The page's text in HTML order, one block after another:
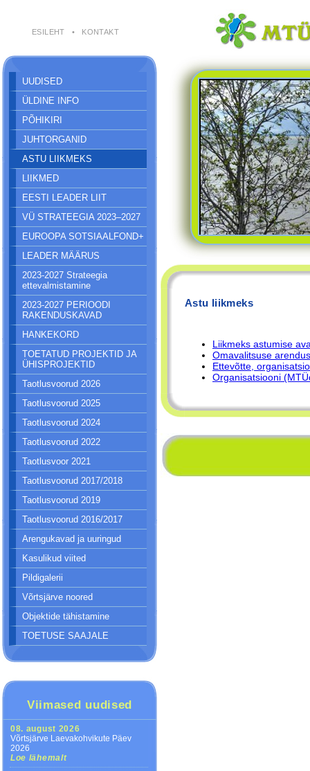
ESILEHT • KONTAKT
UUDISED
ÜLDINE INFO
PÕHIKIRI
JUHTORGANID
ASTU LIIKMEKS
LIIKMED
EESTI LEADER LIIT
VÜ STRATEEGIA 2023–2027
EUROOPA SOTSIAALFOND+
LEADER MÄÄRUS
2023-2027 Strateegia
ettevalmistamine
2023-2027 PERIOODI
RAKENDUSKAVAD
HANKEKORD
TOETATUD PROJEKTID JA
ÜHISPROJEKTID
Taotlusvoorud 2026
Taotlusvoorud 2025
Taotlusvoorud 2024
Taotlusvoorud 2022
Taotlusvoor 2021
Taotlusvoorud 2017/2018
Taotlusvoorud 2019
Taotlusvoorud 2016/2017
Arengukavad ja uuringud
Kasulikud viited
Pildigalerii
Võrtsjärve noored
Objektide tähistamine
TOETUSE SAAJALE
Viimased uudised
08. august 2026
Võrtsjärve Laevakohvikute Päev
2026
Loe lähemalt
Astu liikmeks
Liikmeks astumise
Omavalitsuse
Ettevõtte,
Organisatsiooni